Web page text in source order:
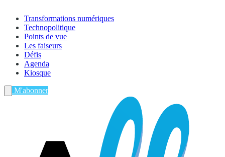
Transformations numériques
Technopolitique
Points de vue
Les faiseurs
Défis
Agenda
Kiosque
M'abonner